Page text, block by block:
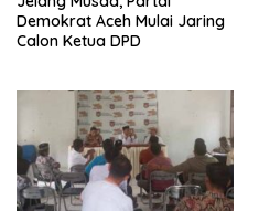
Demokrat Aceh Mulai Jaring
Calon Ketua DPD